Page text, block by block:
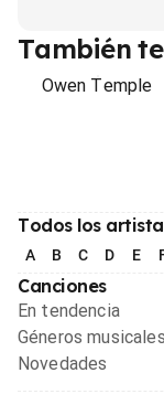
También
Owen Temple
Todos los
A B C D E
Canciones
En tendencia
Géneros musicales
Novedades